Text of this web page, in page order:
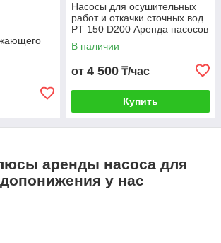
Насосы для осушительных
работ и откачки сточных вод
PT 150 D200 Аренда насосов
В наличии
от 4 500 ₸/час
Купить
аренды насоса для
у нас